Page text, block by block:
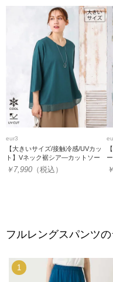
eur3
【大きいサイズ/接触冷感/UVカッ
ト】Vネック裾シア―カットソー
￥7,990 （税込）
フルレングスパンツ
1